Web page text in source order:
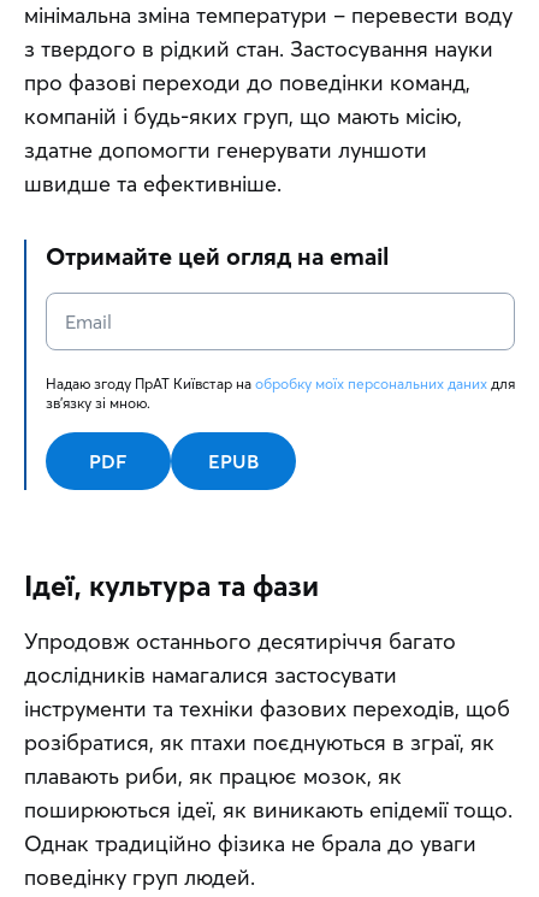
мінімальна зміна температури – перевести воду
з твердого в рідкий стан. Застосування науки
про фазові переходи до поведінки команд,
компаній і будь-яких груп, що мають місію,
здатне допомогти генерувати луншоти
швидше та ефективніше.
Отримайте цей огляд на email
PDF EPUB
Надаю згоду ПрАТ Київстар на обробку моїх персональних даних для
зв'язку зі мною.
Ідеї, культура та фази
Упродовж останнього десятиріччя багато
дослідників намагалися застосувати
інструменти та техніки фазових переходів, щоб
розібратися, як птахи поєднуються в зграї, як
плавають риби, як працює мозок, як
поширюються ідеї, як виникають епідемії тощо.
Однак традиційно фізика не брала до уваги
поведінку груп людей.